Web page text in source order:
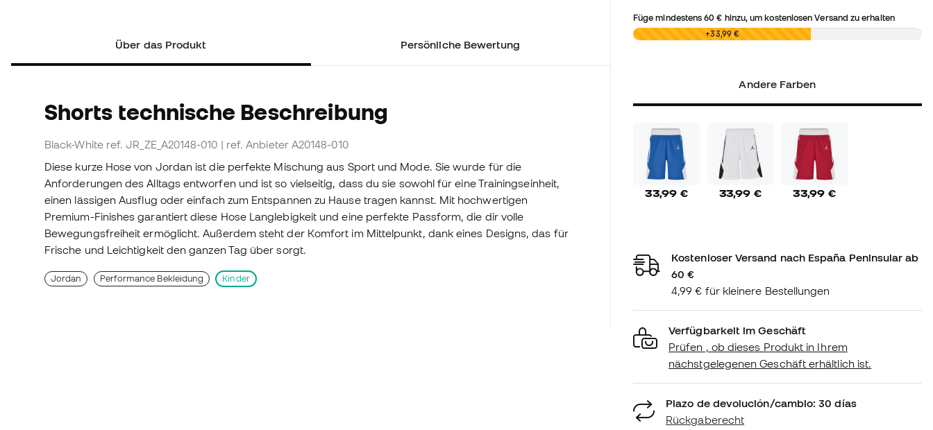
Über das Produkt Persönliche Bewertung
Shorts technische Beschreibung
Black-White ref. JR_ZE_A20148-010 | ref. Anbieter A20148-010
Diese kurze Hose von Jordan ist die perfekte Mischung aus Sport und Mode. Sie wurde für die
Anforderungen des Alltags entworfen und ist so vielseitig, dass du sie sowohl für eine Trainingseinheit,
einen lässigen Ausflug oder einfach zum Entspannen zu Hause tragen kannst. Mit hochwertigen
Premium-Finishes garantiert diese Hose Langlebigkeit und eine perfekte Passform, die dir volle
Bewegungsfreiheit ermöglicht. Außerdem steht der Komfort im Mittelpunkt, dank eines Designs, das für
Frische und Leichtigkeit den ganzen Tag über sorgt.
Jordan Performance Bekleidung Kinder
Füge mindestens60 € hinzu, um kostenlosen Versand zu erhalten
0,00 € +33,99 €
Andere Farben
33,99 € 33,99 € 33,99 €
Kostenloser Versand nach España Peninsular ab
60 €
4,99 € für kleinere Bestellungen
Verfügbarkeit im Geschäft
Prüfen , ob dieses Produkt in Ihrem
nächstgelegenen Geschäft erhältlich ist.
Plazo de devolución/cambio: 30 días
Rückgaberecht